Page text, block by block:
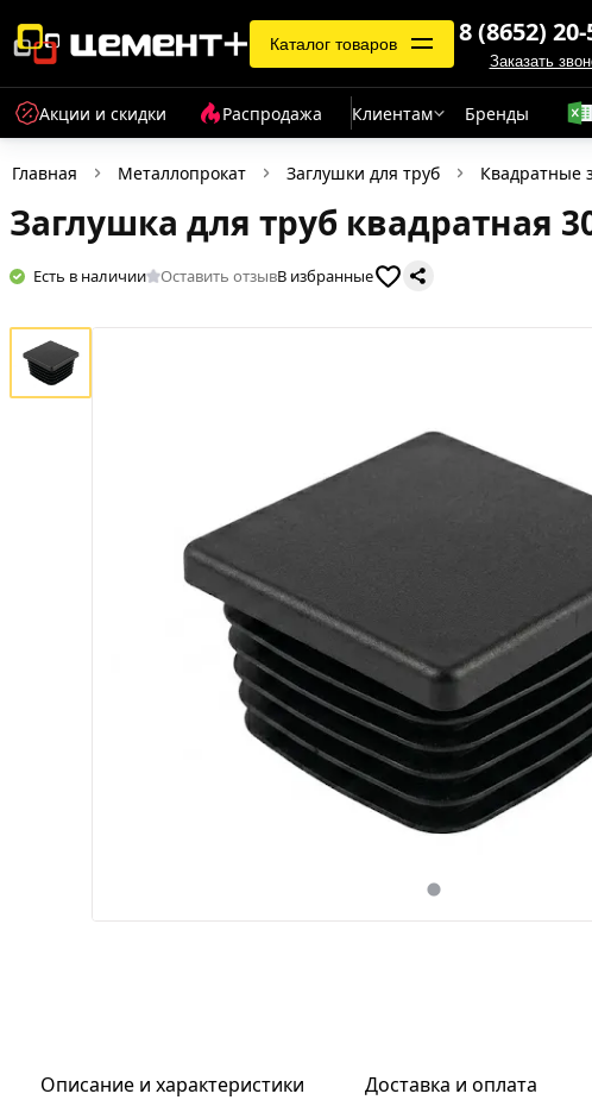
Каталог товаров 8 (8652) 20-
Заказать
Акции и скидки Распродажа Клиентам Бренды
Главная Металлопрокат Заглушки для труб Квадратные
Заглушка для труб квадратная
Есть в наличии Оставить отзывВ избранные
Описание и характеристики Доставка и оплата